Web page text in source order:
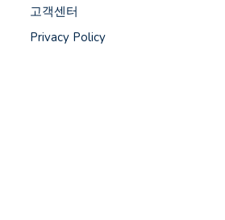
고객센터
Privacy Policy